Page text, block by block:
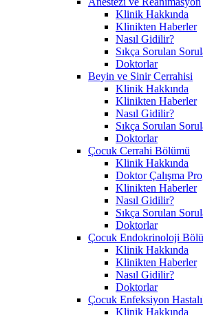
Klinik Hakkında
Klinikten Haberler
Nasıl Gidilir?
Sıkça Sorulan
Doktorlar
Beyin ve Sinir Cerrahisi
Klinik Hakkında
Klinikten Haberler
Nasıl Gidilir?
Sıkça Sorulan
Doktorlar
Çocuk Cerrahi Bölümü
Klinik Hakkında
Doktor Çalışma
Klinikten Haberler
Nasıl Gidilir?
Sıkça Sorulan
Doktorlar
Çocuk Endokrinoloji
Klinik Hakkında
Klinikten Haberler
Nasıl Gidilir?
Doktorlar
Çocuk Enfeksiyon
Klinik Hakkında